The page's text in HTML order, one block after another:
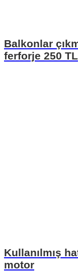
Balkonlar
ferforje 250 TL
Kullanılmış
motor